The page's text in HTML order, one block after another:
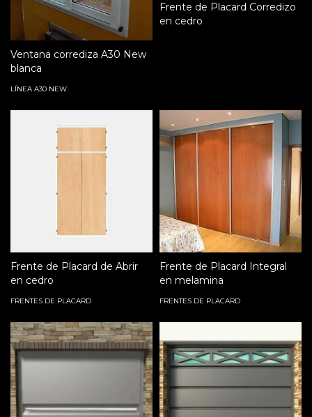
Ventana corrediza A30 New
blanca
LÍNEA A30 NEW
Frente de Placard Corredizo
en cedro
Frente de Placard de Abrir
en cedro
FRENTES DE PLACARD
Frente de Placard Integral
en melamina
FRENTES DE PLACARD